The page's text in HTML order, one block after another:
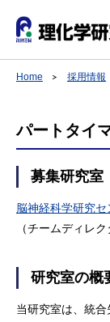
Home 採用情報
パートタイ
募集研究室
脳神経科学研究セ
（チームディレク
研究室の概
当研究室は、統